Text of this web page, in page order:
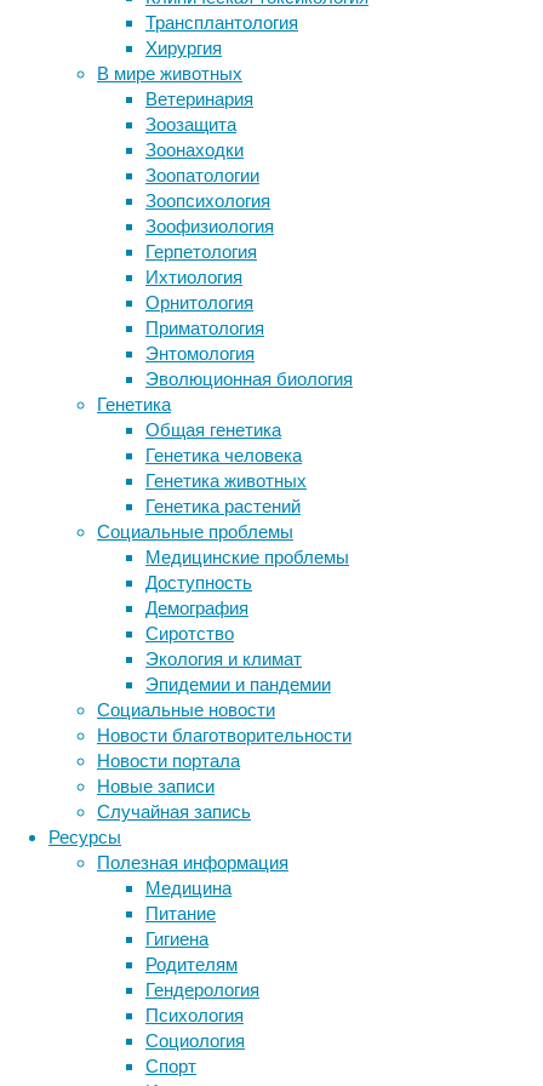
Трансплантология
Хирургия
В мире животных
Ветеринария
Зоозащита
Зоонаходки
Зоопатологии
Зоопсихология
Зоофизиология
Герпетология
Ихтиология
Орнитология
Приматология
Энтомология
Эволюционная биология
Генетика
Общая генетика
Генетика человека
Генетика животных
Генетика растений
Социальные проблемы
Медицинские проблемы
Доступность
Демография
Сиротство
Экология и климат
Эпидемии и пандемии
Социальные новости
Новости благотворительности
Новости портала
Новые записи
Случайная запись
Ресурсы
Полезная информация
Медицина
Питание
Гигиена
Родителям
Гендерология
Психология
Социология
Спорт
лекарства
бьют
непосредственно
по
раковым
клеткам,
например,
сильно
повреждая
их
ДНК
или
подавляя
её
синтез
и
тем
самым
запрещая
клеточное
деление.
Клетки глиобластомы в лабораторной
Есть
обходные
испортить
жизнь
раку:
можно
простимулировать
иммунитет,
задачи
входит
уничтожение
специализированная коляска
Мозг: переосмыслить, чтобы понять
Как рассказать детям о театре?
Леонардо да Винчи в научных
новостях: от причины смерти до
«второго рождения»
Потрясающая находка —
окаменелости второй по
примитивности древней птицы
Следите за новостями